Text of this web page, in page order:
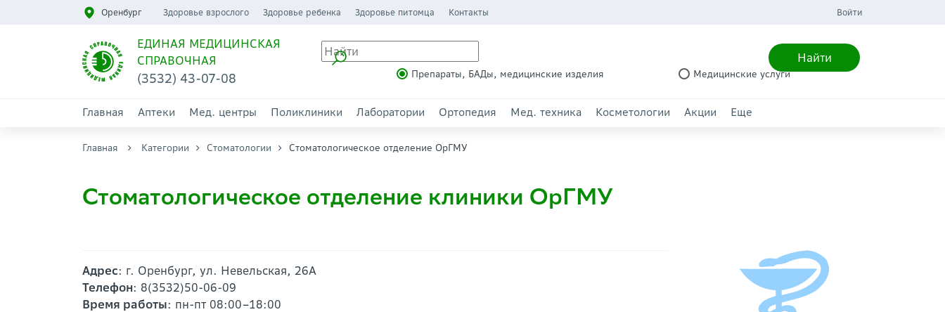
Оренбург Здоровье взрослого Здоровье ребенка Здоровье питомца Контакты Войти
ЕДИНАЯ МЕДИЦИНСКАЯ
СПРАВОЧНАЯ
(3532) 43-07-08
Найти
Препараты, БАДы, медицинские изделия Медицинские услуги
Главная Аптеки Мед. центры Поликлиники Лаборатории Ортопедия Мед. техника Косметологии Акции Еще
Главная Категории Стоматологии Стоматологическое отделение ОрГМУ
Стоматологическое отделение клиники ОрГМУ
Адрес: г. Оренбург, ул. Невельская, 26А
Телефон: 8(3532)50-06-09
Время работы: пн-пт 08:00–18:00